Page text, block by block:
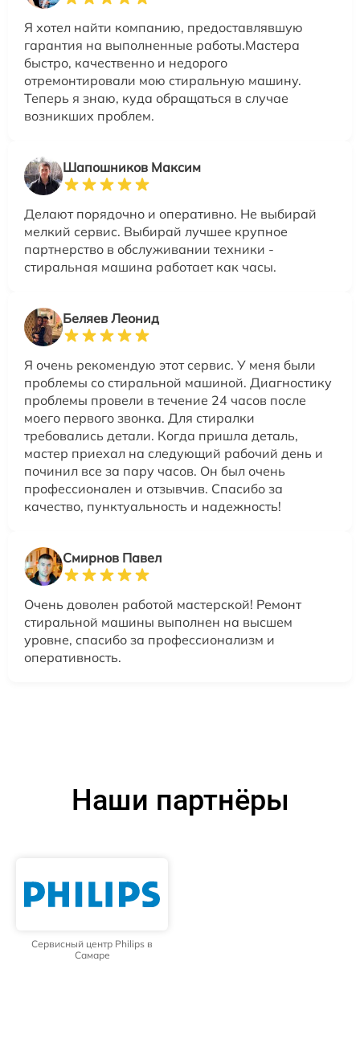
Я хотел найти компанию, предоставлявшую
гарантия на выполненные работы.Мастера
быстро, качественно и недорого
отремонтировали мою стиральную машину.
Теперь я знаю, куда обращаться в случае
возникших проблем.
Шапошников Максим
Делают порядочно и оперативно. Не выбирай
мелкий сервис. Выбирай лучшее крупное
партнерство в обслуживании техники -
стиральная машина работает как часы.
Беляев Леонид
Я очень рекомендую этот сервис. У меня были
проблемы со стиральной машиной. Диагностику
проблемы провели в течение 24 часов после
моего первого звонка. Для стиралки
требовались детали. Когда пришла деталь,
мастер приехал на следующий рабочий день и
починил все за пару часов. Он был очень
профессионален и отзывчив. Спасибо за
качество, пунктуальность и надежность!
Смирнов Павел
Очень доволен работой мастерской! Ремонт
стиральной машины выполнен на высшем
уровне, спасибо за профессионализм и
оперативность.
Наши партнёры
Сервисный центр Philips в
Самаре